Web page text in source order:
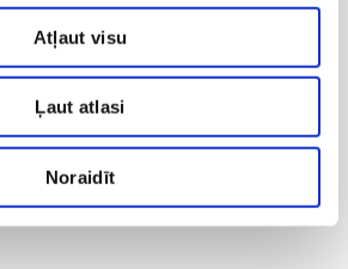
Atļaut visu
Ļaut atlasi
Noraidīt